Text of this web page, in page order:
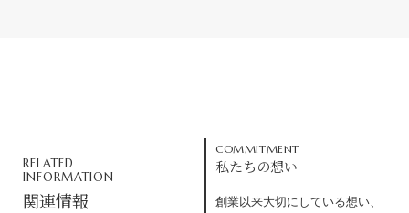
RELATED
INFORMATION
関連情報
COMMITMENT
私たちの想い
創業以来大切にしている想い、